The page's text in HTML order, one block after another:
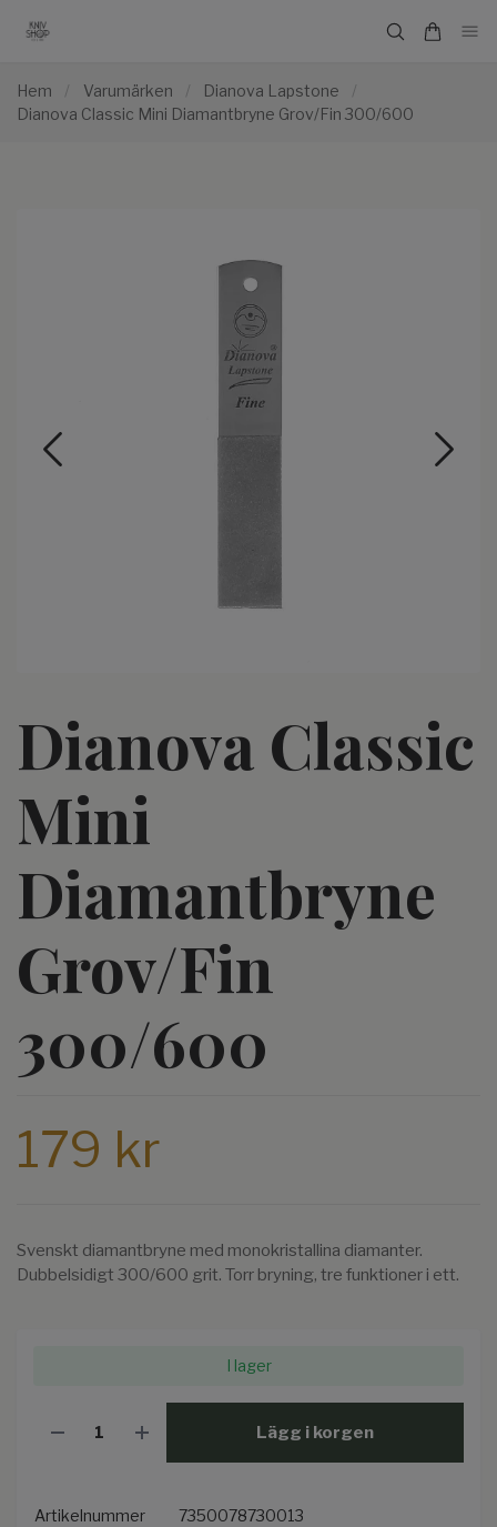
Hem / Varumärken / Dianova Lapstone
/
Dianova Classic Mini Diamantbryne Grov/Fin 300/600
Dianova Classic
Mini
Diamantbryne
Grov/Fin
300/600
179 kr
Svenskt diamantbryne med monokristallina diamanter.
Dubbelsidigt 300/600 grit. Torr bryning, tre funktioner i ett.
I lager
Lägg i korgen
Artikelnummer 7350078730013